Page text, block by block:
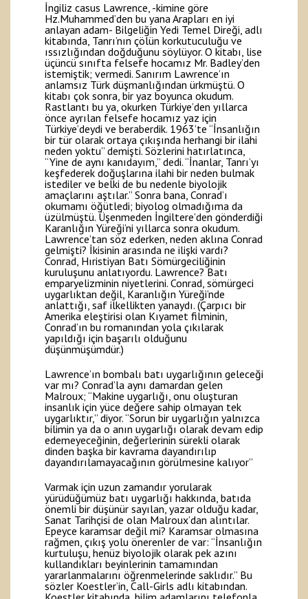
İngiliz casus Lawrence, -kimine göre
Hz.Muhammed’den bu yana Arapları en iyi
anlayan adam- Bilgeliğin Yedi Temel Direği, adlı
kitabında, Tanrı’nın çölün korkutuculuğu ve
ıssızlığından doğduğunu söylüyor. O kitabı, lise
üçüncü sınıfta felsefe hocamız Mr. Badley’den
istemiştik; vermedi. Sanırım Lawrence’ın
anlamsız Türk düşmanlığından ürkmüştü. O
kitabı çok sonra, bir yaz boyunca okudum.
Rastlantı bu ya, okurken Türkiye’den yıllarca
önce ayrılan felsefe hocamız yaz için
Türkiye’deydi ve beraberdik. 1963’te “İnsanlığın
bir tür olarak ortaya çıkışında herhangi bir ilahi
neden yoktu” demişti. Sözlerini hatırlatınca,
“Yine de aynı kanıdayım,” dedi. “İnanlar, Tanrı’yı
keşfederek doğuşlarına ilahi bir neden bulmak
istediler ve belki de bu nedenle biyolojik
amaçlarını aştılar.” Sonra bana, Conrad’ı
okumamı öğütledi; biyolog olmadığıma da
üzülmüştü. Üşenmeden İngiltere’den gönderdiği
Karanlığın Yüreği’ni yıllarca sonra okudum.
Lawrence’tan söz ederken, neden aklına Conrad
gelmişti? İkisinin arasında ne ilişki vardı?
Conrad, Hıristiyan Batı Sömürgeciliğinin
kuruluşunu anlatıyordu. Lawrence? Batı
emparyelizminin niyetlerini. Conrad, sömürgeci
uygarlıktan değil, Karanlığın Yüreği’nde
anlattığı, saf ilkellikten yanaydı. (Çarpıcı bir
Amerika eleştirisi olan Kıyamet filminin,
Conrad’ın bu romanından yola çıkılarak
yapıldığı için başarılı olduğunu
düşünmüşümdür.)
Lawrence’ın bombalı batı uygarlığının geleceği
var mı? Conrad’la aynı damardan gelen
Malroux; “Makine uygarlığı, onu oluşturan
insanlık için yüce değere sahip olmayan tek
uygarlıktır,” diyor. “Sorun bir uygarlığın yalnızca
bilimin ya da o anın uygarlığı olarak devam edip
edemeyeceğinin, değerlerinin sürekli olarak
dinden başka bir kavrama dayandırılıp
dayandırılamayacağının görülmesine kalıyor”
Varmak için uzun zamandır yorularak
yürüdüğümüz batı uygarlığı hakkında, batıda
önemli bir düşünür sayılan, yazar olduğu kadar,
Sanat Tarihçisi de olan Malroux’dan alıntılar.
Epeyce karamsar değil mi? Karamsar olmasına
rağmen, çıkış yolu önerenler de var: “İnsanlığın
kurtuluşu, henüz biyolojik olarak pek azını
kullandıkları beyinlerinin tamamından
yararlanmalarını öğrenmelerinde saklıdır.” Bu
sözler Koestler’in, Call-Girls adlı kitabından.